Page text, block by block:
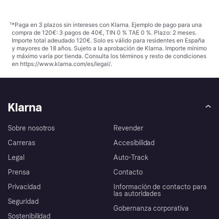
¹*Paga en 3 plazos sin intereses con Klarna. Ejemplo de pago para una
compra de 120€: 3 pagos de 40€, TIN 0 % TAE 0 %. Plazo: 2 meses.
Importe total adeudado 120€. Solo es válido para residentes en España
y mayores de 18 años. Sujeto a la aprobación de Klarna. Importe mínimo
y máximo varía por tienda. Consulta los términos y resto de condiciones
en https://www.klarna.com/es/legal/.
Klarna
Sobre nosotros
Carreras
Legal
Prensa
Privacidad
Seguridad
Sostenibilidad
Revender
Accesibilidad
Auto-Track
Contacto
Información de contacto para
las autoridades
Gobernanza corporativa